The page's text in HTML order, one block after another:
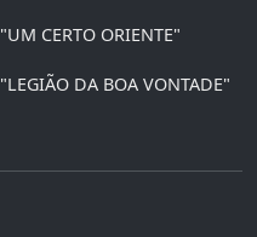
"UM CERTO ORIENTE"
"LEGIÃO DA BOA VONTADE"